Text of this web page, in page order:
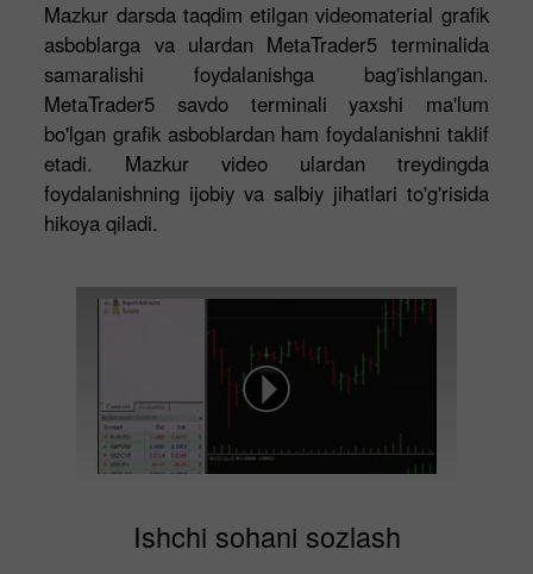
Mazkur darsda taqdim etilgan videomaterial grafik
asboblarga va ulardan MetaTrader5 terminalida
samaralishi foydalanishga bag'ishlangan.
MetaTrader5 savdo terminali yaxshi ma'lum
bo'lgan grafik asboblardan ham foydalanishni taklif
etadi. Mazkur video ulardan treydingda
foydalanishning ijobiy va salbiy jihatlari to'g'risida
hikoya qiladi.
Ishchi sohani sozlash